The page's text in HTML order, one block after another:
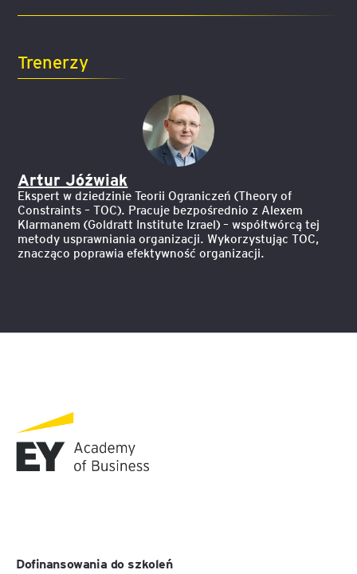
Trenerzy
Artur Jóźwiak
Ekspert w dziedzinie Teorii Ograniczeń (Theory of
Constraints – TOC). Pracuje bezpośrednio z Alexem
Klarmanem (Goldratt Institute Izrael) – współtwórcą tej
metody usprawniania organizacji. Wykorzystując TOC,
znacząco poprawia efektywność organizacji.
Dofinansowania do szkoleń